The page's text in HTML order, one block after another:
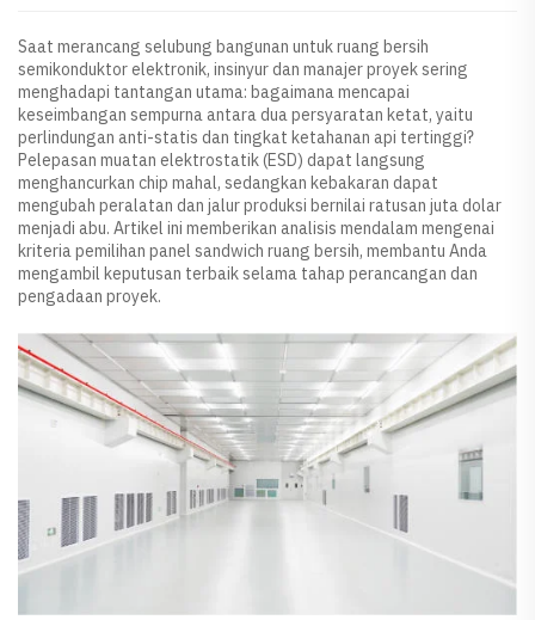
Saat merancang selubung bangunan untuk ruang bersih
semikonduktor elektronik, insinyur dan manajer proyek sering
menghadapi tantangan utama: bagaimana mencapai
keseimbangan sempurna antara dua persyaratan ketat, yaitu
perlindungan anti-statis dan tingkat ketahanan api tertinggi?
Pelepasan muatan elektrostatik (ESD) dapat langsung
menghancurkan chip mahal, sedangkan kebakaran dapat
mengubah peralatan dan jalur produksi bernilai ratusan juta dolar
menjadi abu. Artikel ini memberikan analisis mendalam mengenai
kriteria pemilihan panel sandwich ruang bersih, membantu Anda
mengambil keputusan terbaik selama tahap perancangan dan
pengadaan proyek.